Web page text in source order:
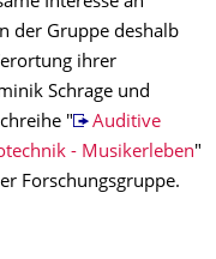
der Gruppe deshalb
ihrer
Schrage und
"
Auditive
- Musikerleben"
Forschungsgruppe.